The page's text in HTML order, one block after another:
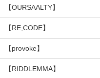
【OURSAALTY】
【RE;CODE】
【provoke】
【RIDDLEMMA】